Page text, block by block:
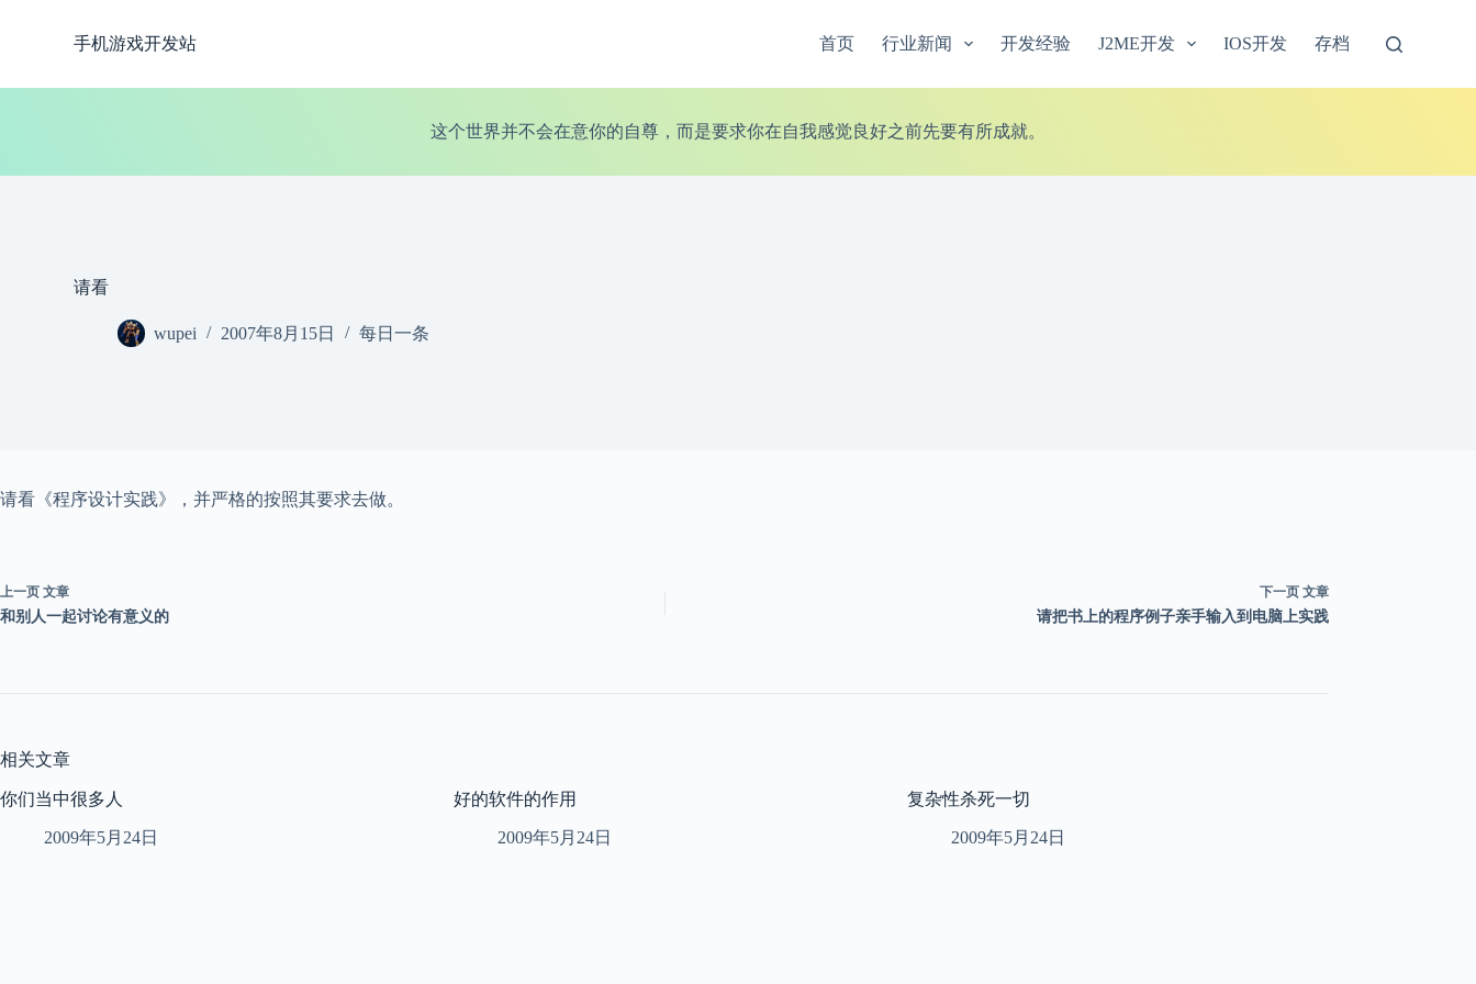
容
手机游戏开发站 首页 行业新闻 开发经验 J2ME开发 IOS开发 存档
这个世界并不会在意你的自尊，而是要求你在自我感觉良好之前先要有所成就。
请看
wupei 2007年8月15日 每日一条
请看《程序设计实践》，并严格的按照其要求去做。
上一页 文章
和别人一起讨论有意义的
下一页 文章
请把书上的程序例子亲手输入到电脑上实践
相关文章
你们当中很多人
2009年5月24日
好的软件的作用
2009年5月24日
复杂性杀死一切
2009年5月24日